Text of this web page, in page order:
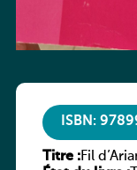
ISBN:
Titre :Fil